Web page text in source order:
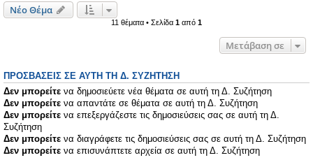
Νέο Θέμα
11 θέματα • Σελίδα 1 από 1
Μετάβαση σε
ΠΡΟΣΒΆΣΕΙΣ ΣΕ ΑΥΤΉ ΤΗ Δ. ΣΥΖΉΤΗΣΗ
Δεν μπορείτε να δημοσιεύετε νέα θέματα σε αυτή τη Δ. Συζήτηση
Δεν μπορείτε να απαντάτε σε θέματα σε αυτή τη Δ. Συζήτηση
Δεν μπορείτε να επεξεργάζεστε τις δημοσιεύσεις σας σε αυτή τη Δ.
Συζήτηση
Δεν μπορείτε να διαγράφετε τις δημοσιεύσεις σας σε αυτή τη Δ. Συζήτηση
Δεν μπορείτε να επισυνάπτετε αρχεία σε αυτή τη Δ. Συζήτηση